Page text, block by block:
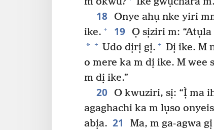
18 Onye ahụ nke yiri
ike. + 19 Ọ sịziri m: “Atụla
* + Udo dịrị gị. + Dị ike. M
o mere ka m dị ike. M wee
m dị ike.”
20 O kwuziri, sị: “Ị̀ ma
agaghachi ka m lụso
abịa. 21
Ma, m ga-agwa